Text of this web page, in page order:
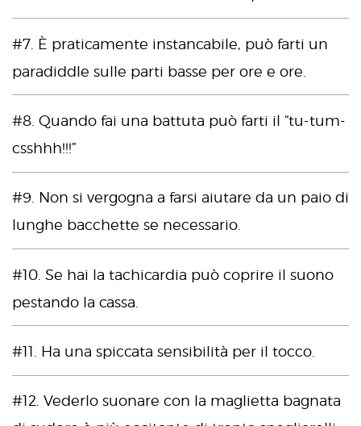
#7. È praticamente instancabile, può farti un
paradiddle sulle parti basse per ore e ore.
#8. Quando fai una battuta può farti il “tu-tum-
csshhh!!!”
#9. Non si vergogna a farsi aiutare da un paio di
lunghe bacchette se necessario.
#10. Se hai la tachicardia può coprire il suono
pestando la cassa.
#11. Ha una spiccata sensibilità per il tocco.
#12. Vederlo suonare con la maglietta bagnata